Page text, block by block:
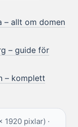
– allt om domen
– guide för
– komplett
1920 pixlar) ·